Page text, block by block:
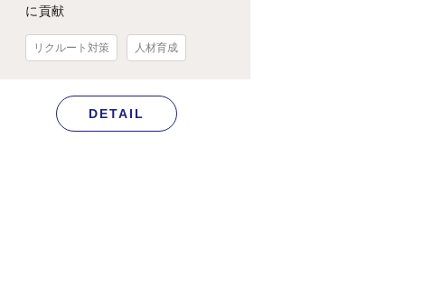
に貢献
リクルート対策 人材育成
DETAIL